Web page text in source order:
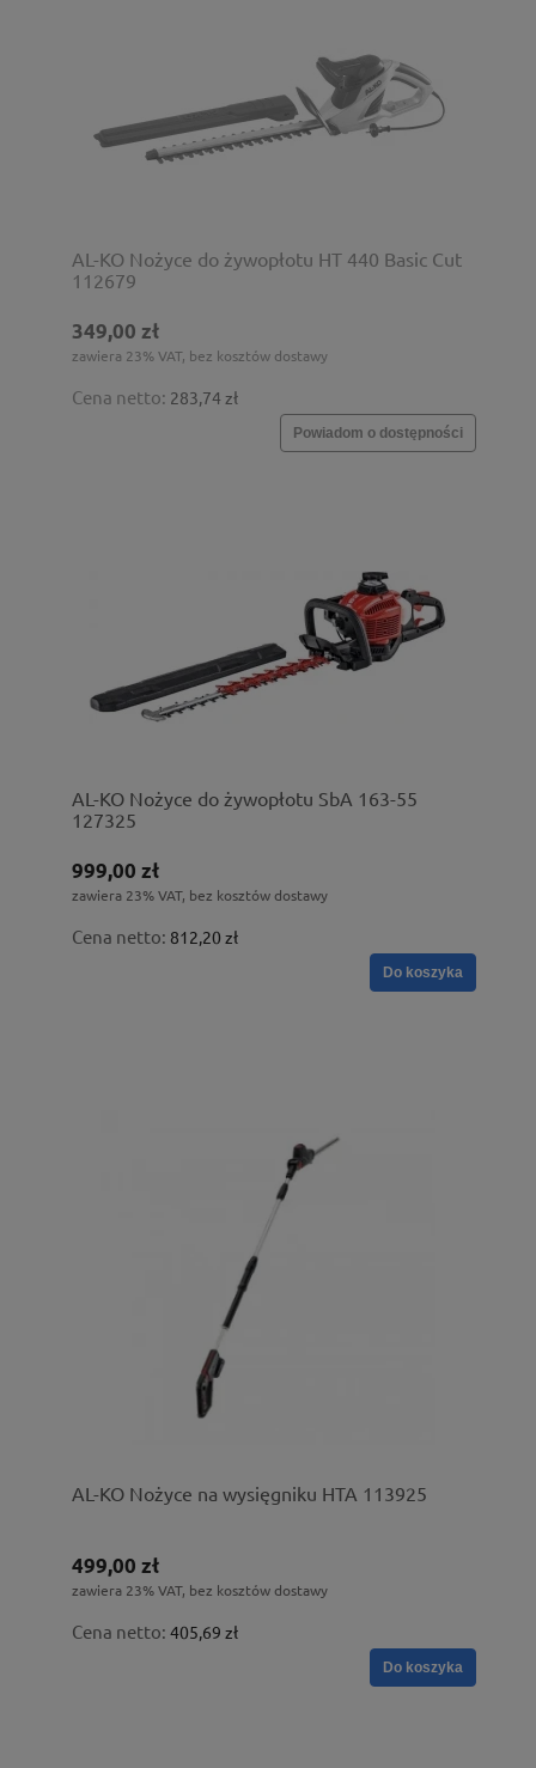
AL-KO Nożyce do żywopłotu HT 440 Basic Cut
112679
349,00 zł
zawiera 23% VAT, bez kosztów dostawy
Cena netto: 283,74 zł
Powiadom o dostępności
AL-KO Nożyce do żywopłotu SbA 163-55
127325
999,00 zł
zawiera 23% VAT, bez kosztów dostawy
Cena netto: 812,20 zł
Do koszyka
AL-KO Nożyce na wysięgniku HTA 113925
499,00 zł
zawiera 23% VAT, bez kosztów dostawy
Cena netto: 405,69 zł
Do koszyka